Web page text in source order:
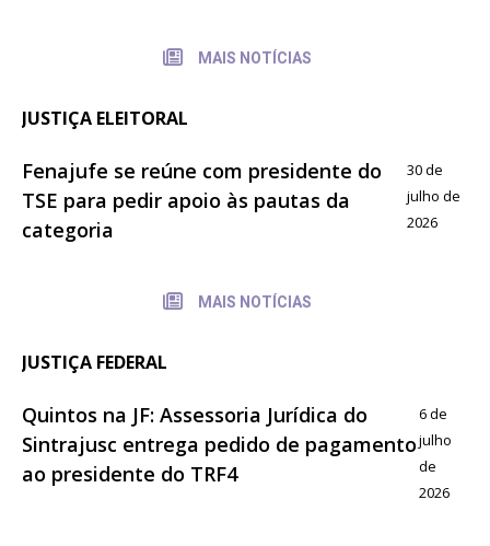
MAIS NOTÍCIAS
JUSTIÇA ELEITORAL
Fenajufe se reúne com presidente do
TSE para pedir apoio às pautas da
categoria
30 de
julho de
2026
MAIS NOTÍCIAS
JUSTIÇA FEDERAL
Quintos na JF: Assessoria Jurídica do
Sintrajusc entrega pedido de pagamento
ao presidente do TRF4
6 de
julho
de
2026